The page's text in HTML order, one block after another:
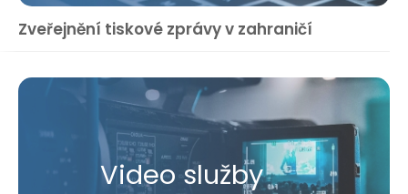
Zveřejnění tiskové zprávy v zahraničí
Video služby